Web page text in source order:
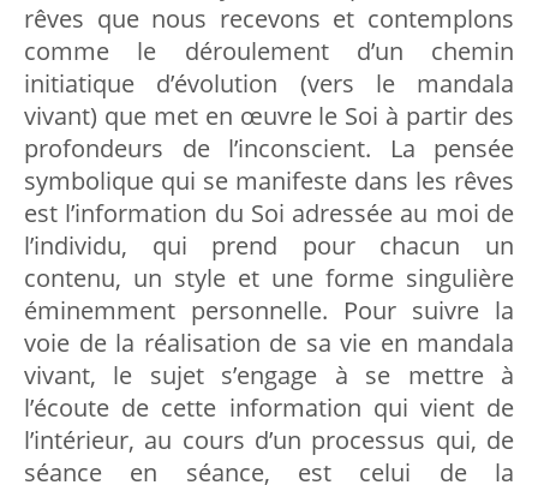
rêves que nous recevons et contemplons
comme le déroulement d’un chemin
initiatique d’évolution (vers le mandala
vivant) que met en œuvre le Soi à partir des
profondeurs de l’inconscient. La pensée
symbolique qui se manifeste dans les rêves
est l’information du Soi adressée au moi de
l’individu, qui prend pour chacun un
contenu, un style et une forme singulière
éminemment personnelle. Pour suivre la
voie de la réalisation de sa vie en mandala
vivant, le sujet s’engage à se mettre à
l’écoute de cette information qui vient de
l’intérieur, au cours d’un processus qui, de
séance en séance, est celui de la